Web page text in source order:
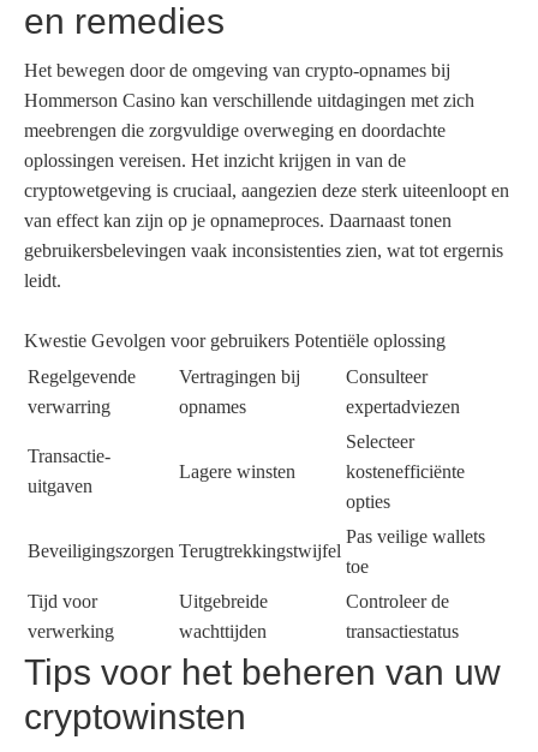
en remedies
Het bewegen door de omgeving van crypto-opnames bij
Hommerson Casino kan verschillende uitdagingen met zich
meebrengen die zorgvuldige overweging en doordachte
oplossingen vereisen. Het inzicht krijgen in van de
cryptowetgeving is cruciaal, aangezien deze sterk uiteenloopt en
van effect kan zijn op je opnameproces. Daarnaast tonen
gebruikersbelevingen vaak inconsistenties zien, wat tot ergernis
leidt.
Kwestie Gevolgen voor gebruikers Potentiële oplossing
Regelgevende
verwarring
Vertragingen bij
opnames
Consulteer
expertadviezen
Transactie-
uitgaven
Lagere winsten
Selecteer
kostenefficiënte
opties
Beveiligingszorgen Terugtrekkingstwijfel
Pas veilige wallets
toe
Tijd voor
verwerking
Uitgebreide
wachttijden
Controleer de
transactiestatus
Tips voor het beheren van uw
cryptowinsten